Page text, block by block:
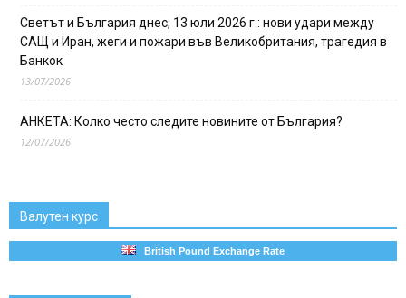
Светът и България днес, 13 юли 2026 г.: нови удари между
САЩ и Иран, жеги и пожари във Великобритания, трагедия в
Банкок
13/07/2026
АНКЕТА: Колко често следите новините от България?
12/07/2026
Валутен курс
British Pound Exchange Rate